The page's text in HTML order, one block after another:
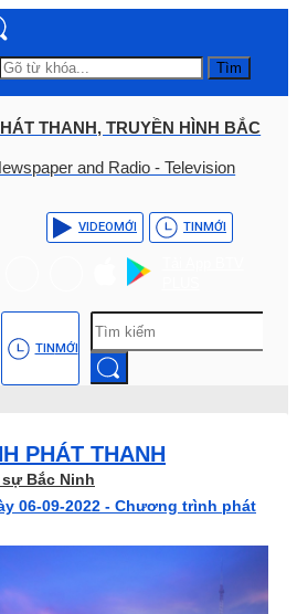
Tìm
THANH, TRUYỀN HÌNH BẮC
and Radio - Television
VIDEOMỚI TINMỚI
TINMỚI
PHÁT THANH
Bắc Ninh
06-09-2022 - Chương trình phát